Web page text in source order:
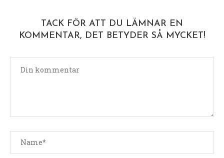
TACK FÖR ATT DU LÄMNAR EN
KOMMENTAR, DET BETYDER SÅ MYCKET!